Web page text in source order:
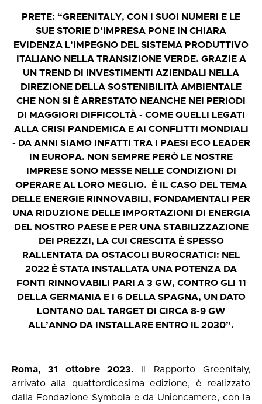
PRETE: “GREENITALY, CON I SUOI NUMERI E LE
SUE STORIE D’IMPRESA PONE IN CHIARA
EVIDENZA L’IMPEGNO DEL SISTEMA PRODUTTIVO
ITALIANO NELLA TRANSIZIONE VERDE. GRAZIE A
UN TREND DI INVESTIMENTI AZIENDALI NELLA
DIREZIONE DELLA SOSTENIBILITÀ AMBIENTALE
CHE NON SI È ARRESTATO NEANCHE NEI PERIODI
DI MAGGIORI DIFFICOLTÀ - COME QUELLI LEGATI
ALLA CRISI PANDEMICA E AI CONFLITTI MONDIALI
- DA ANNI SIAMO INFATTI TRA I PAESI ECO LEADER
IN EUROPA. NON SEMPRE PERÒ LE NOSTRE
IMPRESE SONO MESSE NELLE CONDIZIONI DI
OPERARE AL LORO MEGLIO. È IL CASO DEL TEMA
DELLE ENERGIE RINNOVABILI, FONDAMENTALI PER
UNA RIDUZIONE DELLE IMPORTAZIONI DI ENERGIA
DEL NOSTRO PAESE E PER UNA STABILIZZAZIONE
DEI PREZZI, LA CUI CRESCITA È SPESSO
RALLENTATA DA OSTACOLI BUROCRATICI: NEL
2022 È STATA INSTALLATA UNA POTENZA DA
FONTI RINNOVABILI PARI A 3 GW, CONTRO GLI 11
DELLA GERMANIA E I 6 DELLA SPAGNA, UN DATO
LONTANO DAL TARGET DI CIRCA 8-9 GW
ALL’ANNO DA INSTALLARE ENTRO IL 2030”.
Roma, 31 ottobre 2023.
Il Rapporto GreenItaly,
arrivato alla quattordicesima edizione, è realizzato
dalla Fondazione Symbola e da Unioncamere, con la